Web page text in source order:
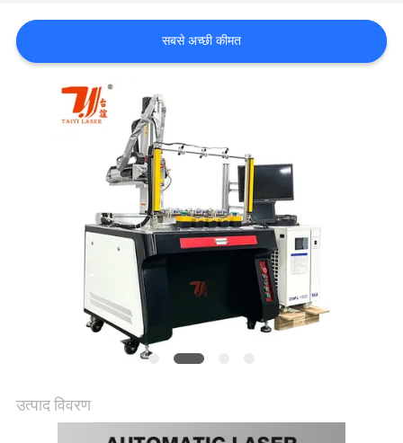
समाधान
साइटमैप
सबसे अच्छी कीमत
उत्पाद विवरण